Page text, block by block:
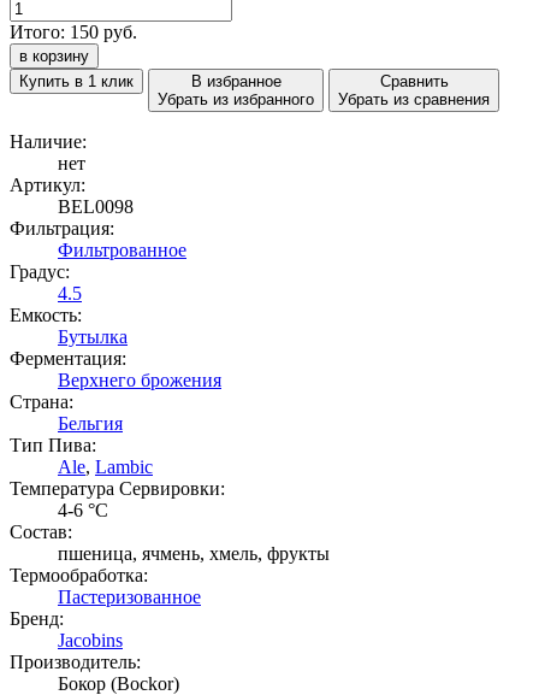
Итого: 150 руб.
в корзину
Купить в 1 клик
В избранное
Убрать из избранного
Сравнить
Убрать из сравнения
Наличие:
нет
Артикул:
BEL0098
Фильтрация:
Фильтрованное
Градус:
4.5
Емкость:
Бутылка
Ферментация:
Верхнего брожения
Страна:
Бельгия
Тип Пива:
Ale, Lambic
Температура Cервировки:
4-6 °С
Состав:
пшеница, ячмень, хмель, фрукты
Термообработка:
Пастеризованное
Бренд:
Jacobins
Производитель:
Бокор (Bockor)